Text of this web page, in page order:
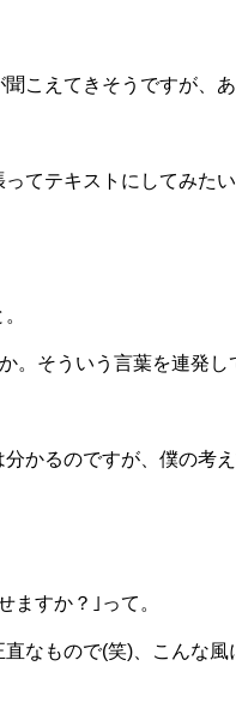
こえてきそうですが、
てテキストにしてみた
。そういう言葉を連発し
かるのですが、僕の考
ますか？｣って。
なもので(笑)、こんな風